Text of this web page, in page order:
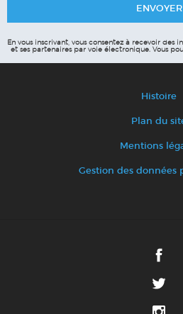
En vous inscrivant, vous consentez à recevoir des
et ses partenaires par voie électronique.Vous
Histoire
Plan du
Mentions
Gestion des données